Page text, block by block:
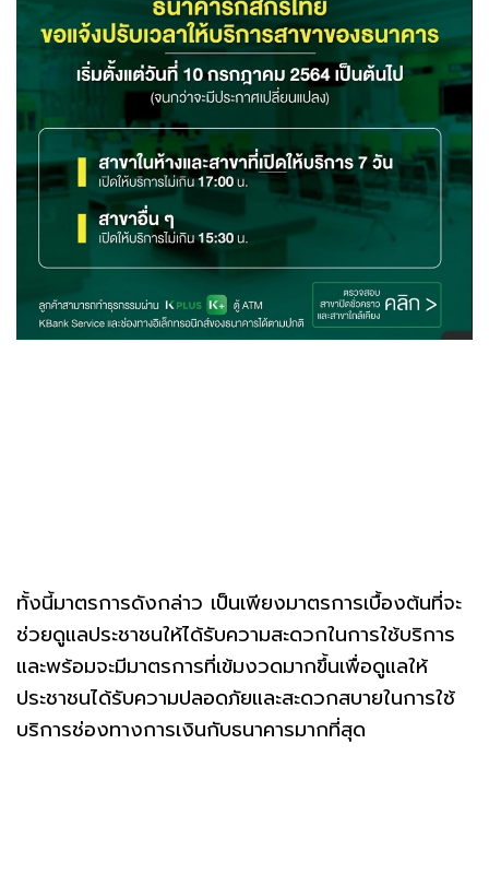
ทั้งนี้มาตรการดังกล่าว เป็นเพียงมาตรการเบื้องต้นที่จะ
ช่วยดูแลประชาชนให้ได้รับความสะดวกในการใช้บริการ
และพร้อมจะมีมาตรการที่เข้มงวดมากขึ้นเพื่อดูแลให้
ประชาชนได้รับความปลอดภัยและสะดวกสบายในการใช้
บริการช่องทางการเงินกับธนาคารมากที่สุด